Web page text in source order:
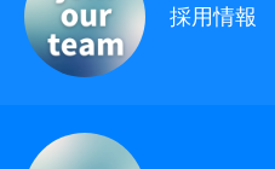
ホーム 企業情報
採用情報